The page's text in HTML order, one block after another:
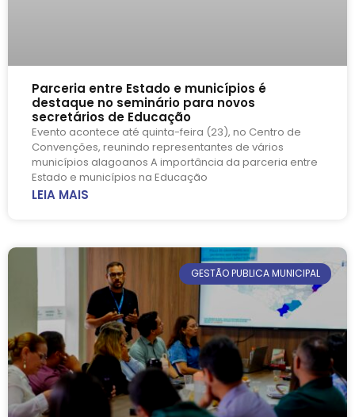
Parceria entre Estado e municípios é
destaque no seminário para novos
secretários de Educação
Evento acontece até quinta-feira (23), no Centro de
Convenções, reunindo representantes de vários
municípios alagoanos A importância da parceria entre
Estado e municípios na Educação
LEIA MAIS
GESTÃO PUBLICA MUNICIPAL